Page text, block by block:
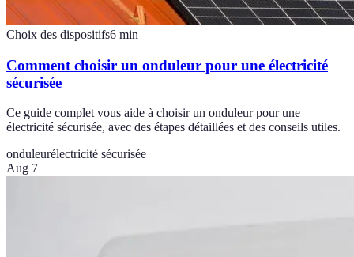
Choix des dispositifs6 min
Comment choisir un onduleur pour une électricité
sécurisée
Ce guide complet vous aide à choisir un onduleur pour une
électricité sécurisée, avec des étapes détaillées et des conseils utiles.
onduleurélectricité sécurisée
Aug 7